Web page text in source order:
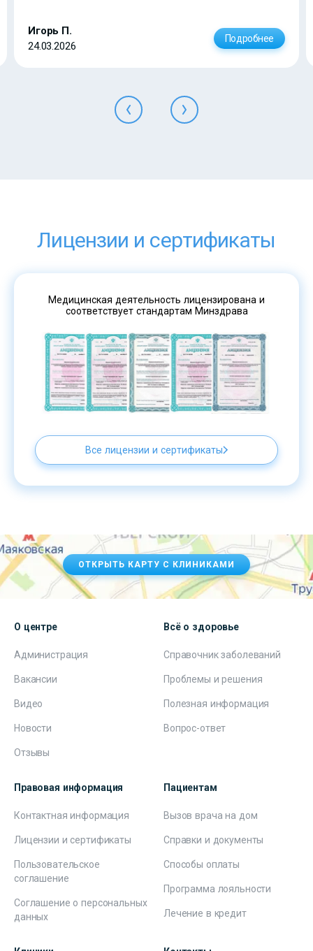
Игорь П.
24.03.2026
Подробнее
Лицензии и сертификаты
Медицинская деятельность лицензирована и
соответствует стандартам Минздрава
Все лицензии и сертификаты
ОТКРЫТЬ КАРТУ С КЛИНИКАМИ
О центре
Администрация
Вакансии
Видео
Новости
Отзывы
Всё о здоровье
Справочник заболеваний
Проблемы и решения
Полезная информация
Вопрос-ответ
Правовая информация
Контактная информация
Лицензии и сертификаты
Пользовательское
соглашение
Соглашение о персональных
данных
Пациентам
Вызов врача на дом
Справки и документы
Способы оплаты
Программа лояльности
Лечение в кредит